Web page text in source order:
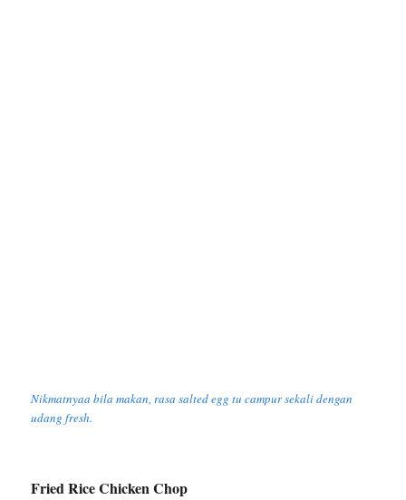
Nikmatnyaa bila makan, rasa salted egg tu campur sekali dengan
udang fresh.
Fried Rice Chicken Chop